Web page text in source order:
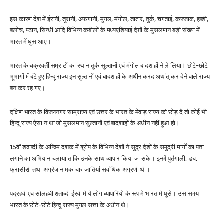
इस कारण देश में ईरानी, तूरानी, अफगानी, मुगल, मंगोल, तातार, तुर्क, चगताई, कज्जाक, हब्शी,
बलोच, पठान, सिन्धी आदि विभिन्न कबीलों के मध्यएशियाई देशों के मुसलमान बड़ी संख्या में
भारत में घुस आए।
भारत के चक्रवर्ती सम्राटों का स्थान तुर्क सुल्तानों एवं मंगोल बादशाहों ने ले लिया। छोटे-छोटे
भूभागों में बंटे हुए हिन्दू राज्य इन सुल्तानों एवं बादशाहों के अधीन करद अर्थात् कर देने वाले राज्य
बन कर रह गए।
दक्षिण भारत के विजयनगर साम्राज्य एवं उत्तर के भारत के मेवाड़ राज्य को छोड़ दें तो कोई भी
हिन्दू राज्य ऐसा न था जो मुसलमान सुल्तानों एवं बादशाहों के अधीन नहीं हुआ हो।
15वीं शताब्दी के अन्तिम दशक में यूरोप के विभिन्न देशों ने सुदूर देशों के समुद्री मार्गों का पता
लगाने का अभियान चलाया ताकि उनके साथ व्यापार किया जा सके। इनमें पुर्तगाली, डच,
फ्रांसीसी तथा अंग्रेज नामक चार जातियाँ सर्वाधिक अग्रणी थीं।
पंद्रहवीं एवं सोलहवीं शताब्दी ईस्वी में ये लोग व्यापारियों के रूप में भारत में घुसे। उस समय
भारत के छोटे-छोटे हिन्दू राज्य मुगल सत्ता के अधीन थे।